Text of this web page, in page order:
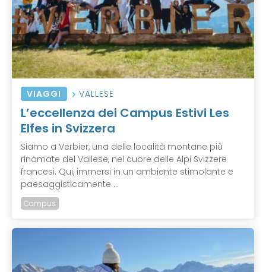
VIAGGI VALLESE
L’eccellenza dei Campus Estivi Les
Elfes in Svizzera
Siamo a Verbier, una delle località montane più
rinomate del Vallese, nel cuore delle Alpi Svizzere
francesi. Qui, immersi in un ambiente stimolante e
paesaggisticamente ...
Campus